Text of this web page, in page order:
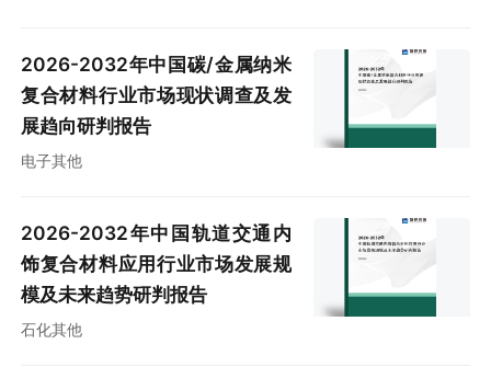
2026-2032年中国碳/金属纳米
复合材料行业市场现状调查及发
展趋向研判报告
电子其他
2026-2032年中国轨道交通内
饰复合材料应用行业市场发展规
模及未来趋势研判报告
石化其他